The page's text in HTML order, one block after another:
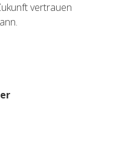
vertrauen